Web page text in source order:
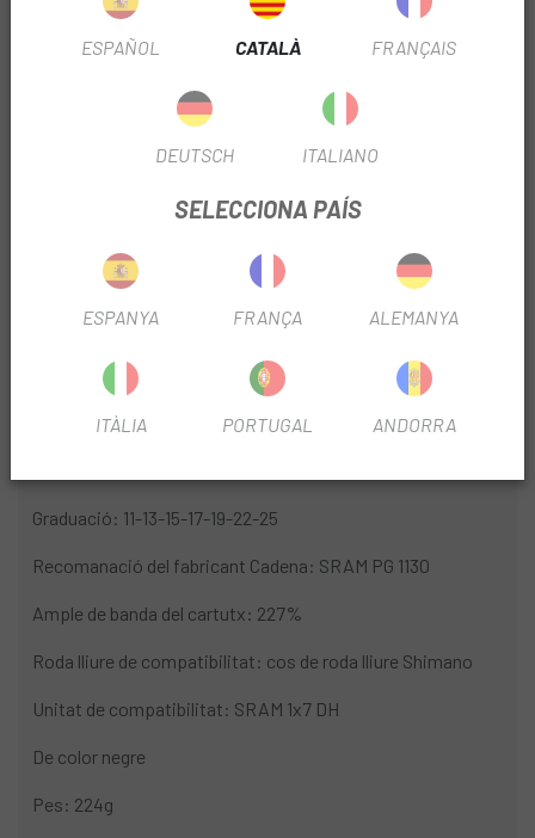
TEMPORADA
INFORMACIÓ DEL PRODUCTE
Especificacions tècniques:
Material Protector de radis: Alumini
Material pinyó: acer
Graduació: 11-13-15-17-19-22-25
Recomanació del fabricant Cadena: SRAM PG 1130
Ample de banda del cartutx: 227%
Roda lliure de compatibilitat: cos de roda lliure Shimano
Unitat de compatibilitat: SRAM 1x7 DH
De color negre
Pes: 224g
ESPAÑOL CATALÀ FRANÇAIS
DEUTSCH ITALIANO
SELECCIONA PAÍS
ESPANYA FRANÇA ALEMANYA
ITÀLIA PORTUGAL ANDORRA